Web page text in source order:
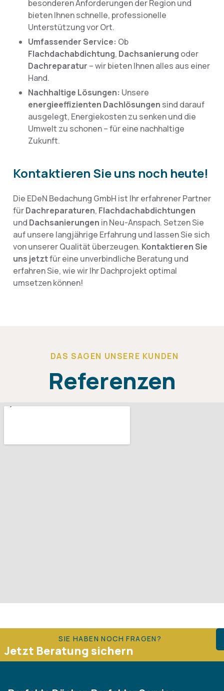
besonderen Anforderungen der Region und
bieten Ihnen schnelle, professionelle
Unterstützung vor Ort.
Umfassender Service: Ob
Flachdachabdichtung, Dachsanierung oder
Dachreparatur – wir bieten Ihnen alles aus einer
Hand.
Nachhaltige Lösungen: Unsere
energieeffizienten Dachlösungen sind darauf
ausgelegt, Energiekosten zu senken und die
Umwelt zu schonen – für eine nachhaltige
Zukunft.
Kontaktieren Sie uns noch heute!
Die EDeN Bedachung GmbH ist Ihr erfahrener Partner
fürDachreparaturen, Flachdachabdichtungen
und Dachsanierungen in Neu-Anspach. Setzen Sie
auf unsere langjährige Erfahrung und lassen Sie sich
von unserer Qualität überzeugen. Kontaktieren Sie
uns jetztfür eine unverbindliche Beratung und
erfahren Sie, wie wir Ihr Dachprojekt optimal
umsetzen können!
DAS SAGEN UNSERE KUNDEN
Referenzen
SIE HABEN NOCH FRAGEN?
Jetzt Beratung sichern